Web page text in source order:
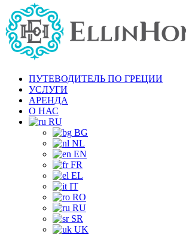
ПУТЕВОДИТЕЛЬ ПО ГРЕЦИИ
УСЛУГИ
АРЕНДА
О НАС
RU
BG
NL
EN
FR
EL
IT
RO
RU
SR
UK